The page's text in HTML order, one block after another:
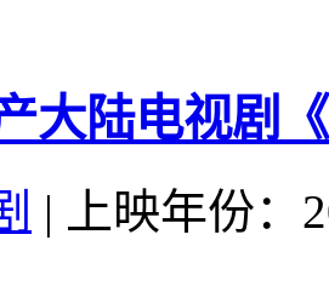
大陆电视剧
|
上映年份：